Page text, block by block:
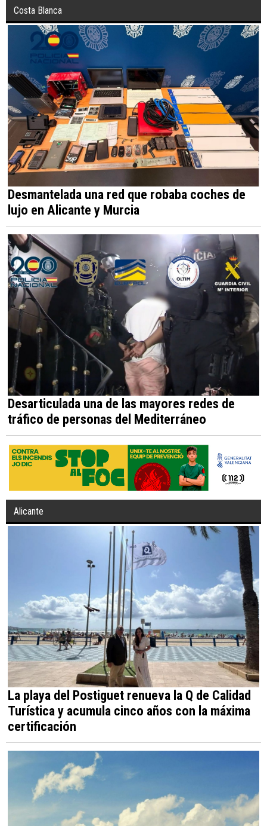
Costa Blanca
Desmantelada una red que robaba coches de
lujo en Alicante y Murcia
Desarticulada una de las mayores redes de
tráfico de personas del Mediterráneo
Alicante
La playa del Postiguet renueva la Q de Calidad
Turística y acumula cinco años con la máxima
certificación